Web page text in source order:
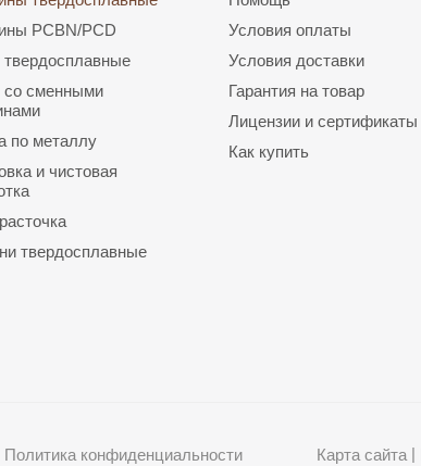
PCBN/PCD
со сменными
по металлу
и чистовая
твердосплавные
Условия оплаты
Условия доставки
Гарантия на товар
Лицензии и сертификаты
Как купить
Политика конфиденциальности Карта сайта